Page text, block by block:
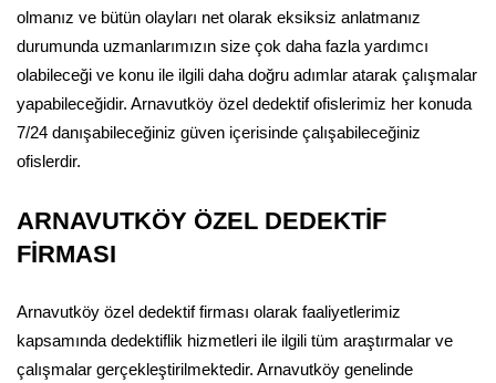
olmanız ve bütün olayları net olarak eksiksiz anlatmanız
durumunda uzmanlarımızın size çok daha fazla yardımcı
olabileceği ve konu ile ilgili daha doğru adımlar atarak çalışmalar
yapabileceğidir. Arnavutköy özel dedektif ofislerimiz her konuda
7/24 danışabileceğiniz güven içerisinde çalışabileceğiniz
ofislerdir.
ARNAVUTKÖY ÖZEL DEDEKTİF
FİRMASI
Arnavutköy özel dedektif firması olarak faaliyetlerimiz
kapsamında dedektiflik hizmetleri ile ilgili tüm araştırmalar ve
çalışmalar gerçekleştirilmektedir. Arnavutköy genelinde